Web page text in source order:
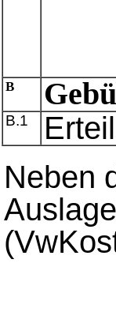
B
B.1
Neben